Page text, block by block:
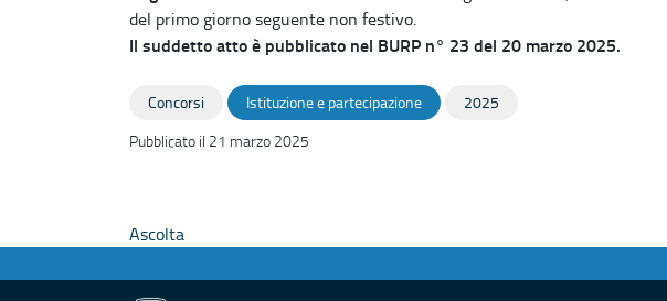
del primo giorno seguente non festivo.
Il suddetto atto è pubblicato nel BURP n° 23 del 20 marzo 2025.
Concorsi Istituzione e partecipazione
2025
Pubblicato il 21 marzo 2025
Ascolta